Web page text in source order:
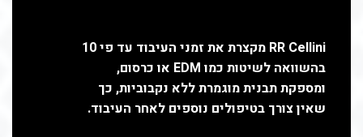
RR Cellini מקצרת את זמני העיבוד עד פי 10
בהשוואה לשיטות כמו EDM או כרסום,
ומספקת תבנית מוגמרת ללא נקבוביות, כך
שאין צורך בטיפולים נוספים לאחר העיבוד.